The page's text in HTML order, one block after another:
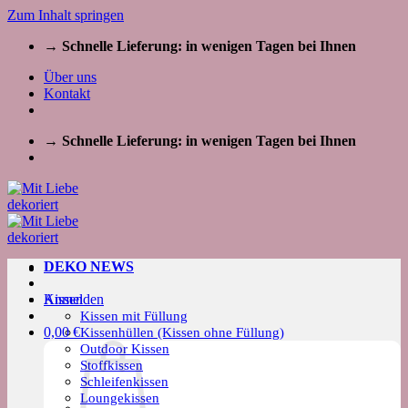
Zum Inhalt springen
→ Schnelle Lieferung: in wenigen Tagen bei Ihnen
Über uns
Kontakt
→ Schnelle Lieferung: in wenigen Tagen bei Ihnen
Kissen
Kissen mit Füllung
Kissenhüllen (Kissen ohne Füllung)
Outdoor Kissen
Stoffkissen
Schleifenkissen
Loungekissen
DEKO NEWS
Anmelden
0,00€